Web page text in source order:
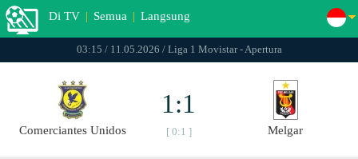
Di TV | Semua | Langsung
03:15 / 11.05.2026 / Liga 1 Movistar - Apertura
Comerciantes Unidos
1:1
[ 0:1 ] Melgar